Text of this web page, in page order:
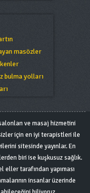
masözler
bulma yolları
ve masaj hizmetini
için en iyi terapistleri ile
sitesinde yayınlar. En
biri ise kuşkusuz sağlık.
tarafından yapıması
insanlar üzerinde